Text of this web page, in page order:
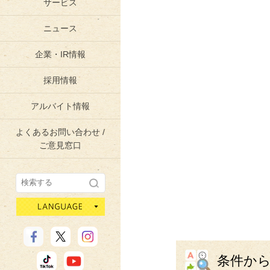
サービス
ニュース
企業・IR情報
採用情報
アルバイト情報
よくあるお問い合わせ /
ご意見窓口
条件か